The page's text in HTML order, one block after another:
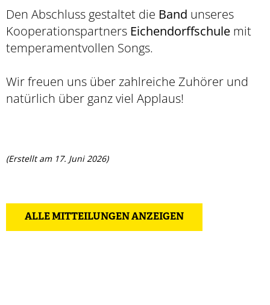
Den Abschluss gestaltet die Band unseres
Kooperationspartners Eichendorffschule mit
temperamentvollen Songs.
Wir freuen uns über zahlreiche Zuhörer und
natürlich über ganz viel Applaus!
(Erstellt am 17. Juni 2026)
ALLE MITTEILUNGEN ANZEIGEN